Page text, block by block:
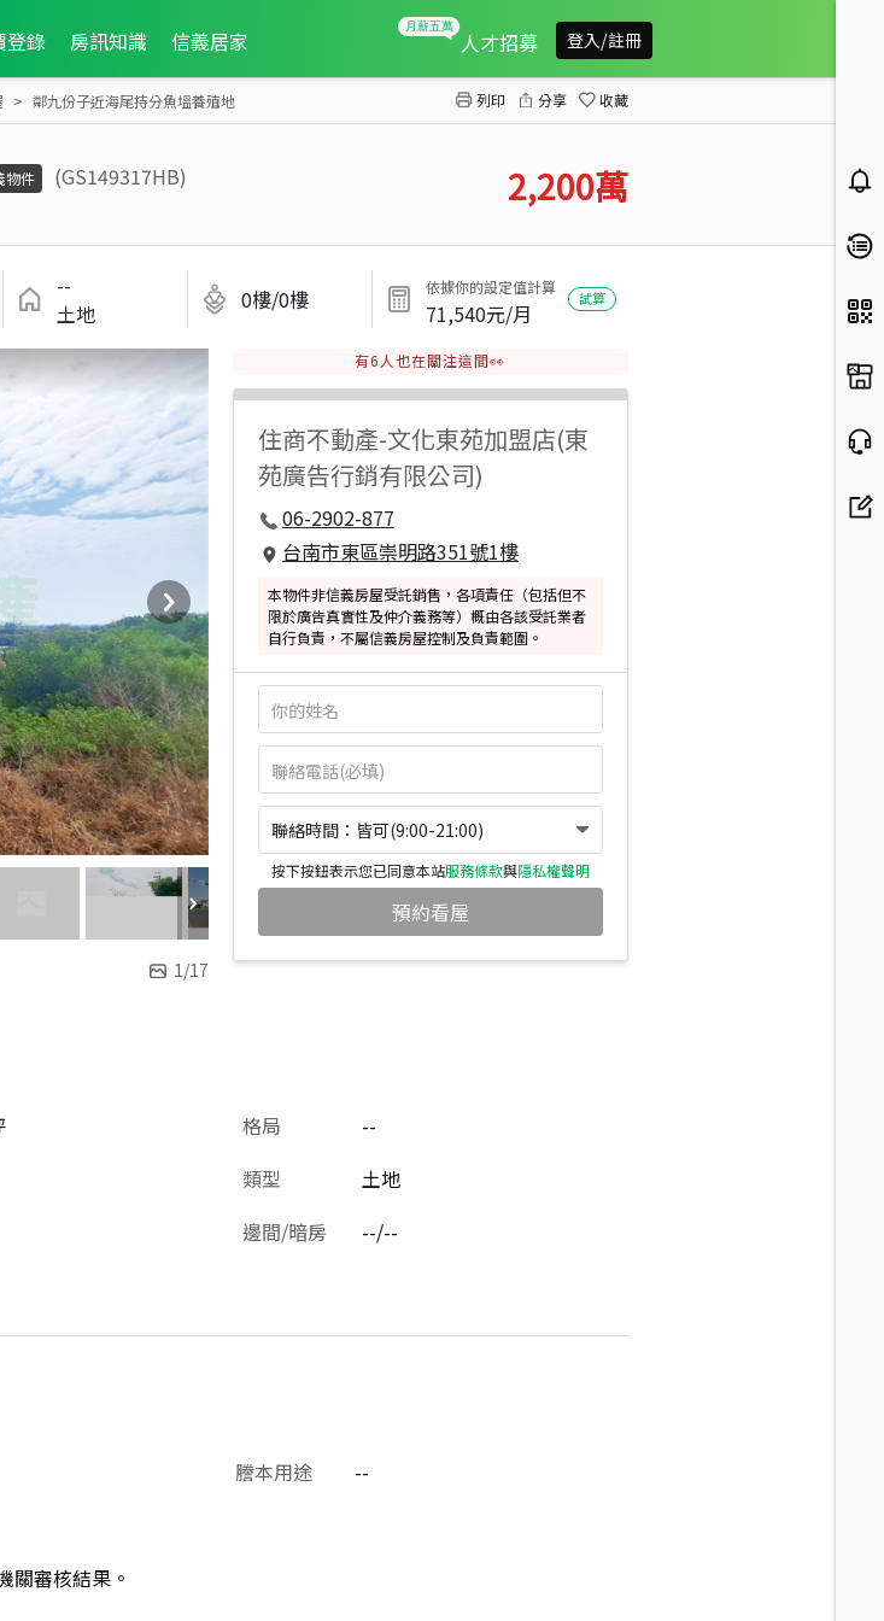
登錄 房訊知識 信義居家 人才招募 登入/註冊
鄰九份子近海尾持分魚塭養殖地 列印 分享 收藏
物件
(GS149317HB)
2,200萬
--
土地
0樓/0樓 依據你的設定值計算
71,540元/月
試算
1/17
有6 人也在關注這間👀
住商不動產-文化東苑加盟店(東
苑廣告行銷有限公司)
06-2902-877
台南市東區崇明路351號1樓
本物件非信義房屋受託銷售，各項責任（包括但不
限於廣告真實性及仲介義務等）概由各該受託業者
自行負責，不屬信義房屋控制及負責範圍。
聯絡時間：皆可(9:00-21:00)
按下按鈕表示您已同意本站服務條款與隱私權聲明
預約看屋
格局
--
類型
土地
邊間/暗房
--/--
謄本用途
--
關審核結果。